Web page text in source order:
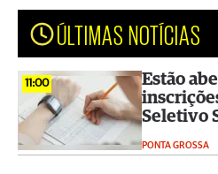
ÚLTIMAS NOTÍCIAS
11:00
Estão
Seletivo
PONTA GROSSA